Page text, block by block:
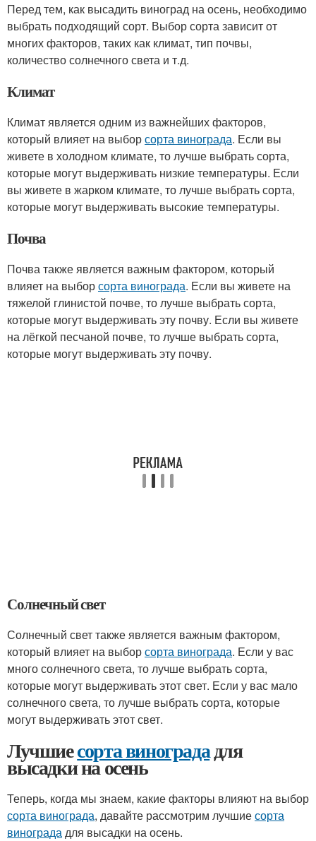
Перед тем, как высадить виноград на осень, необходимо
выбрать подходящий сорт. Выбор сорта зависит от
многих факторов, таких как климат, тип почвы,
количество солнечного света и т.д.
Климат
Климат является одним из важнейших факторов,
который влияет на выборсорта винограда. Если вы
живете в холодном климате, то лучше выбрать сорта,
которые могут выдерживать низкие температуры. Если
вы живете в жарком климате, то лучше выбрать сорта,
которые могут выдерживать высокие температуры.
Почва
Почва также является важным фактором, который
влияет на выборсорта винограда. Если вы живете на
тяжелой глинистой почве, то лучше выбрать сорта,
которые могут выдерживать эту почву. Если вы живете
на лёгкой песчаной почве, то лучше выбрать сорта,
которые могут выдерживать эту почву.
Солнечный свет
Солнечный свет также является важным фактором,
который влияет на выборсорта винограда. Если у вас
много солнечного света, то лучше выбрать сорта,
которые могут выдерживать этот свет. Если у вас мало
солнечного света, то лучше выбрать сорта, которые
могут выдерживать этот свет.
Лучшиесорта виноградадля
высадки на осень
Теперь, когда мы знаем, какие факторы влияют на выбор
сорта винограда, давайте рассмотрим лучшиесорта
виноградадля высадки на осень.